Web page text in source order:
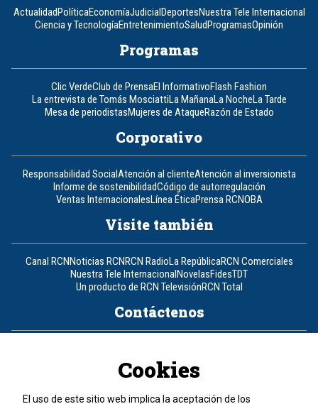
ActualidadPolíticaEconomíaJudicialDeportesNuestra Tele Internacional
Ciencia y TecnologíaEntretenimientoSaludProgramasOpinión
Programas
Clic VerdeClub de PrensaEl InformativoFlash Fashion
La entrevista de Tomás MosciattiLa MañanaLa NocheLa Tarde
Mesa de periodistasMujeres de AtaqueRazón de Estado
Corporativo
Responsabilidad SocialAtención al clienteAtención al inversionista
Informe de sostenibilidadCódigo de autorregulación
Ventas InternacionalesLínea ÉticaPrensa RCNOBA
Visite también
Canal RCNNoticias RCNRCN RadioLa RepúblicaRCN Comerciales
Nuestra Tele InternacionalNovelasFidesTDT
Un producto de RCN TelevisiónRCN Total
Contáctenos
Política de cookies
Cookies
El uso de este sitio web implica la aceptación de los